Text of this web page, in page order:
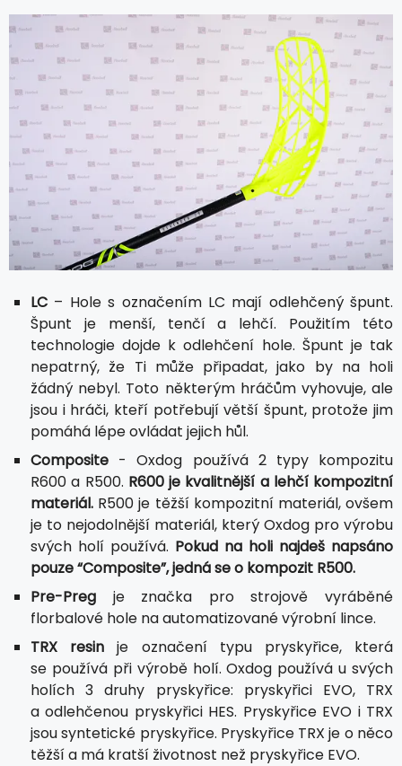
LC – Hole s označením LC mají odlehčený špunt.
Špunt je menší, tenčí a lehčí. Použitím této
technologie dojde k odlehčení hole. Špunt je tak
nepatrný, že Ti může připadat, jako by na holi
žádný nebyl. Toto některým hráčům vyhovuje, ale
jsou i hráči, kteří potřebují větší špunt, protože jim
pomáhá lépe ovládat jejich hůl.
Composite - Oxdog používá 2 typy kompozitu
R600 a R500. R600 je kvalitnější a lehčí kompozitní
materiál. R500 je těžší kompozitní materiál, ovšem
je to nejodolnější materiál, který Oxdog pro výrobu
svých holí používá. Pokud na holi najdeš napsáno
pouze “Composite”, jedná se o kompozit R500.
Pre-Preg je značka pro strojově vyráběné
florbalové hole na automatizované výrobní lince.
TRX resin je označení typu pryskyřice, která
se používá při výrobě holí. Oxdog používá u svých
holích 3 druhy pryskyřice: pryskyřici EVO, TRX
a odlehčenou pryskyřici HES. Pryskyřice EVO i TRX
jsou syntetické pryskyřice. Pryskyřice TRX je o něco
těžší a má kratší životnost než pryskyřice EVO.